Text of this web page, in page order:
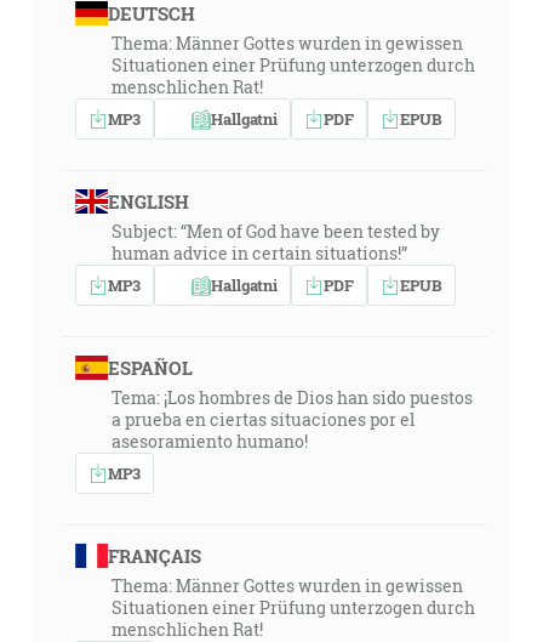
DEUTSCH
Thema: Männer Gottes wurden in gewissen
Situationen einer Prüfung unterzogen durch
menschlichen Rat!
MP3 Hallgatni PDF EPUB
ENGLISH
Subject: “Men of God have been tested by
human advice in certain situations!”
MP3 Hallgatni PDF EPUB
ESPAÑOL
Tema: ¡Los hombres de Dios han sido puestos
a prueba en ciertas situaciones por el
asesoramiento humano!
MP3
FRANÇAIS
Thema: Männer Gottes wurden in gewissen
Situationen einer Prüfung unterzogen durch
menschlichen Rat!